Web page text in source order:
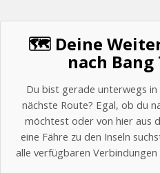
🗺️ Deine
nach Bang
Du bist gerade unterwegs
nächste Route? Egal, ob du
möchtest oder von hier aus
eine Fähre zu den Inseln
alle verfügbaren